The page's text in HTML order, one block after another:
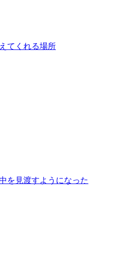
てくれる場所
を見渡すようになった